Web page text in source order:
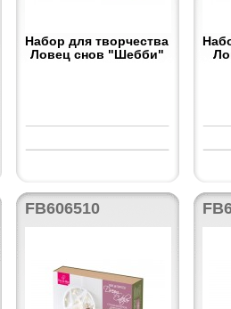
Набор для творчества
Ловец снов "Шебби"
FB606510